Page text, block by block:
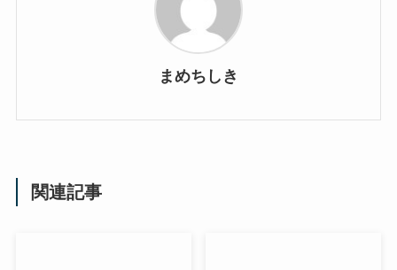
まめちしき
関連記事